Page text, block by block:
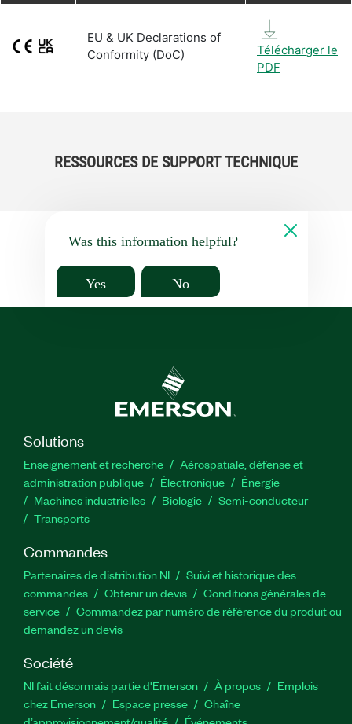
EU & UK Declarations of
Conformity (DoC)
Télécharger le
PDF
RESSOURCES DE SUPPORT TECHNIQUE
Was this information helpful?
Yes No
Solutions
Enseignement et recherche
Aérospatiale, défense et
administration publique
Électronique
Énergie​
Machines industrielles
Biologie
Semi-conducteur
Transports
Commandes
Partenaires de distribution NI
Suivi et historique des
commandes
Obtenir un devis
Conditions générales de
service
Commandez par numéro de référence du produit ou
demandez un devis
Société
NI fait désormais partie d'Emerson À propos
Emplois
chez Emerson
Espace presse
Chaîne